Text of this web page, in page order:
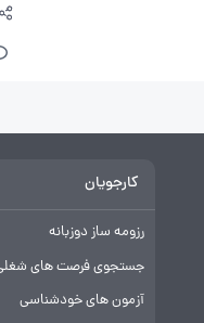
کارجویان
رزومه ساز دوزبانه
جستجوی فرصت های
آزمون های خودشناسی